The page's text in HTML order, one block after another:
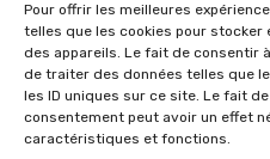
Pour offrir les meilleures
telles que les cookies pour
des appareils. Le fait de consentir
de traiter des données telles que
les ID uniques sur ce site. Le fait
consentement peut avoir un effet
caractéristiques et fonctions.
Politique
Politique de